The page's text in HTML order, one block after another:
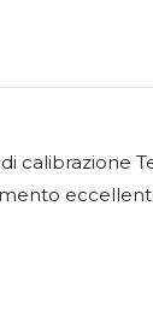
calibrazione